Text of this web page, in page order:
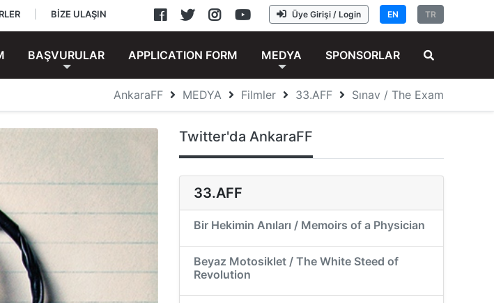
TR
EN
Üye Girişi / Login
BİZE ULAŞIN
BAŞVURULAR APPLICATION FORM MEDYA SPONSORLAR
AnkaraFF MEDYA Filmler 33.AFF Sınav / The Exam
Twitter'da AnkaraFF
33.AFF
Bir Hekimin Anıları / Memoirs of a Physician
Beyaz Motosiklet / The White Steed of
Revolution